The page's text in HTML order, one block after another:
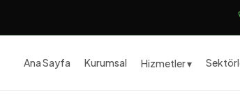
Ana Sayfa Kurumsal Hizmetler ▾